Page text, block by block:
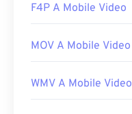
F4P A Mobile Video
MOV A Mobile Video
WMV A Mobile Video